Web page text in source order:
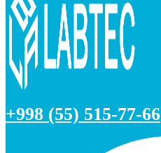
+998 (55) 515-77-66